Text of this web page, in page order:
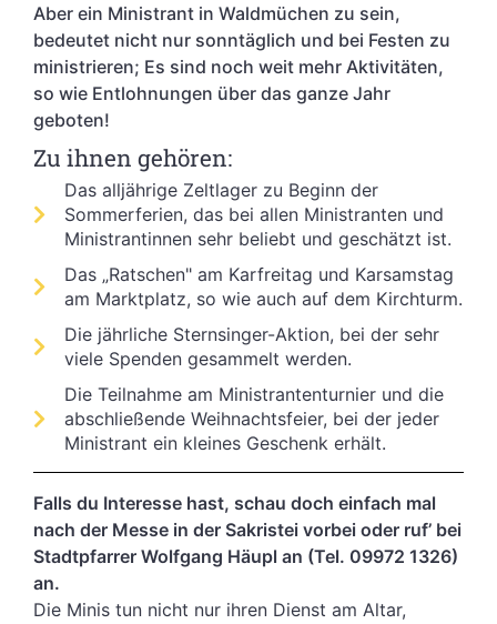
Aber ein Ministrant in Waldmüchen zu sein,
bedeutet nicht nur sonntäglich und bei Festen zu
ministrieren; Es sind noch weit mehr Aktivitäten,
so wie Entlohnungen über das ganze Jahr
geboten!
Zu ihnen gehören:
Das alljährige Zeltlager zu Beginn der
Sommerferien, das bei allen Ministranten und
Ministrantinnen sehr beliebt und geschätzt ist.
Das „Ratschen" am Karfreitag und Karsamstag
am Marktplatz, so wie auch auf dem Kirchturm.
Die jährliche Sternsinger-Aktion, bei der sehr
viele Spenden gesammelt werden.
Die Teilnahme am Ministrantenturnier und die
abschließende Weihnachtsfeier, bei der jeder
Ministrant ein kleines Geschenk erhält.
Falls du Interesse hast, schau doch einfach mal
nach der Messe in der Sakristei vorbei oder ruf’ bei
Stadtpfarrer Wolfgang Häupl an (Tel. 09972 1326)
an.
Die Minis tun nicht nur ihren Dienst am Altar,